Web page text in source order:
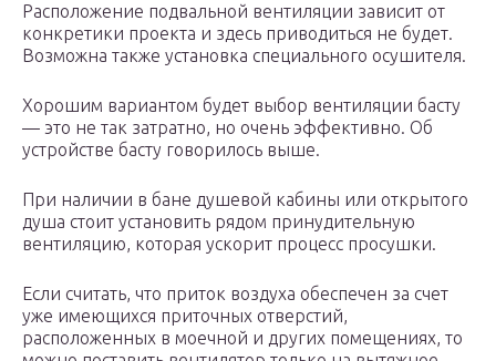
Расположение подвальной вентиляции зависит от
конкретики проекта и здесь приводиться не будет.
Возможна также установка специального осушителя.
Хорошим вариантом будет выбор вентиляции басту
— это не так затратно, но очень эффективно. Об
устройстве басту говорилось выше.
При наличии в бане душевой кабины или открытого
душа стоит установить рядом принудительную
вентиляцию, которая ускорит процесс просушки.
Если считать, что приток воздуха обеспечен за счет
уже имеющихся приточных отверстий,
расположенных в моечной и других помещениях, то